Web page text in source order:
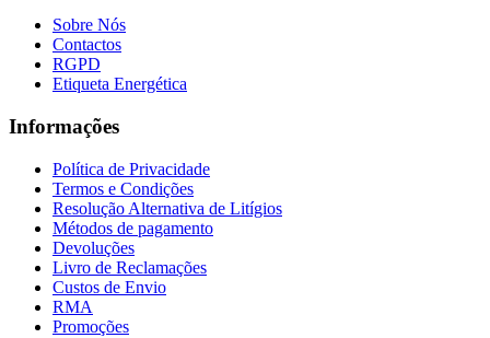
Sobre Nós
Contactos
RGPD
Etiqueta Energética
Informações
Política de Privacidade
Termos e Condições
Resolução Alternativa de Litígios
Métodos de pagamento
Devoluções
Livro de Reclamações
Custos de Envio
RMA
Promoções